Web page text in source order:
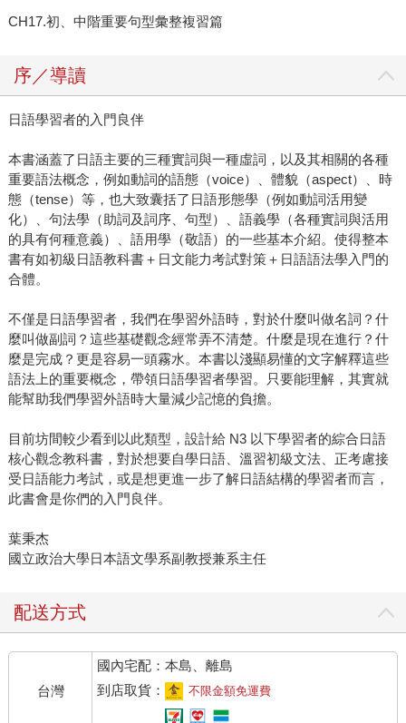
CH17.初、中階重要句型彙整複習篇
序／導讀
日語學習者的入門良伴
本書涵蓋了日語主要的三種實詞與一種虛詞，以及其相關的各種
重要語法概念，例如動詞的語態（voice）、體貌（aspect）、時
態（tense）等，也大致囊括了日語形態學（例如動詞活用變
化）、句法學（助詞及詞序、句型）、語義學（各種實詞與活用
的具有何種意義）、語用學（敬語）的一些基本介紹。使得整本
書有如初級日語教科書＋日文能力考試對策＋日語語法學入門的
合體。
不僅是日語學習者，我們在學習外語時，對於什麼叫做名詞？什
麼叫做副詞？這些基礎觀念經常弄不清楚。什麼是現在進行？什
麼是完成？更是容易一頭霧水。本書以淺顯易懂的文字解釋這些
語法上的重要概念，帶領日語學習者學習。只要能理解，其實就
能幫助我們學習外語時大量減少記憶的負擔。
目前坊間較少看到以此類型，設計給 N3 以下學習者的綜合日語
核心觀念教科書，對於想要自學日語、溫習初級文法、正考慮接
受日語能力考試，或是想更進一步了解日語結構的學習者而言，
此書會是你們的入門良伴。
葉秉杰
國立政治大學日本語文學系副教授兼系主任
配送方式
台灣
國內宅配：本島、離島
到店取貨：
不限金額免運費